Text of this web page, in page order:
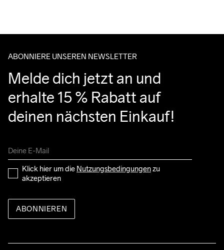
ABONNIERE UNSEREN NEWSLETTER
Melde dich jetzt an und
erhalte 15 % Rabatt auf
deinen nächsten Einkauf!
Klick hier um die Nutzungsbedingungen zu
akzeptieren
ABONNIEREN